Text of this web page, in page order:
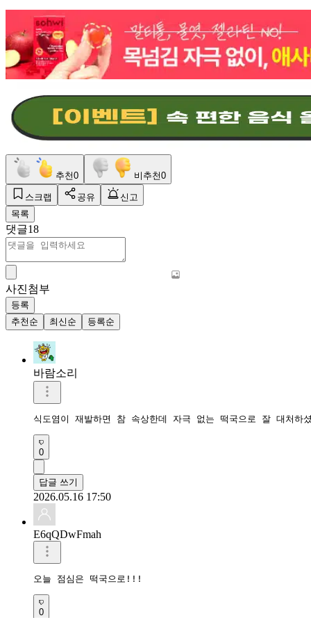
추천0 비추천0
스크랩 공유
신고
목록
댓글18
사진첨부
등록
추천순
최신순 등록순
바람소리
식도염이 재발하면 참 속상한데 자극 없는 떡국으로 잘 대처
0
답글 쓰기
2026.05.16 17:50
E6qQDwFmah
오늘 점심은 떡국으로!!!
0